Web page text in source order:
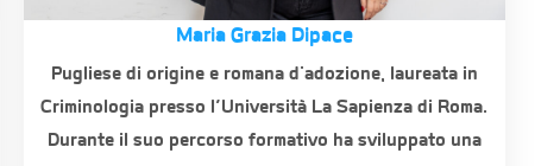
Maria Grazia Dipace
Pugliese di origine e romana d'adozione, laureata in
Criminologia presso l’Università La Sapienza di Roma.
Durante il suo percorso formativo ha sviluppato una